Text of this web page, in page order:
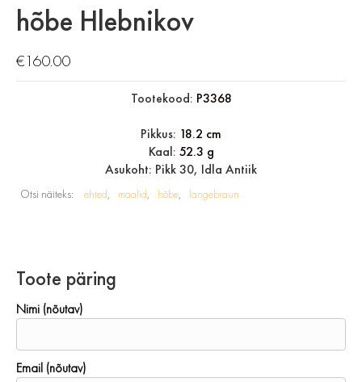
hõbe Hlebnikov
€160.00
Tootekood: P3368
Pikkus: 18.2 cm
Kaal: 52.3 g
Asukoht: Pikk 30, Idla Antiik
Otsi näiteks: ehted maalid hõbe langebraun
Toote päring
Nimi (nõutav)
Email (nõutav)